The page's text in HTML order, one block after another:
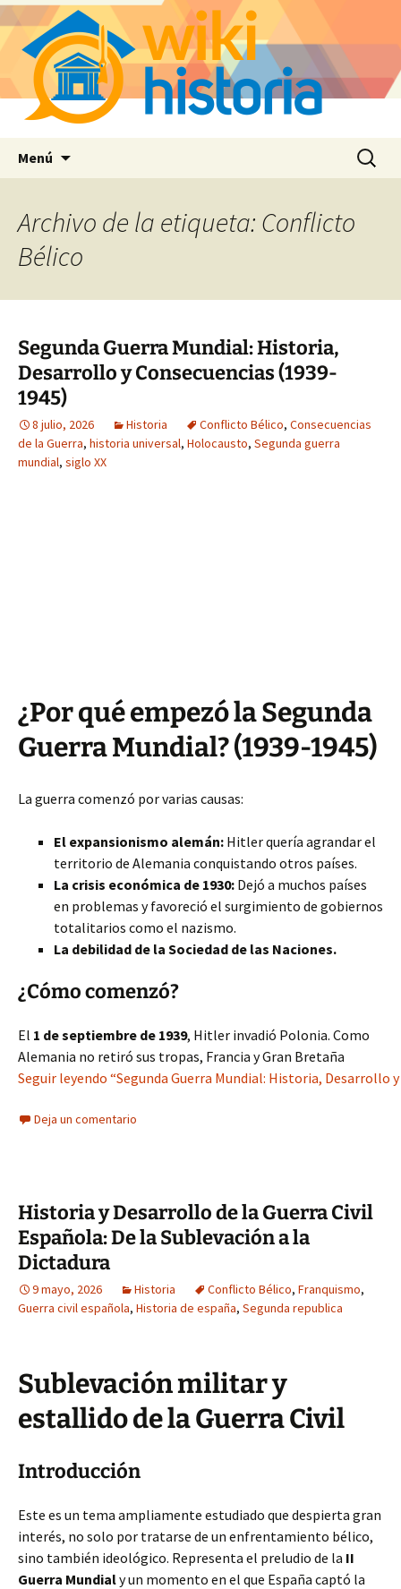
Menú Buscar:
Archivo de la etiqueta: Conflicto
Bélico
Segunda Guerra Mundial: Historia,
Desarrollo y Consecuencias (1939-
1945)
8 julio, 2026 Historia Conflicto Bélico, Consecuencias
de la Guerra, historia universal, Holocausto, Segunda guerra
mundial, siglo XX
¿Por qué empezó la Segunda
Guerra Mundial? (1939-1945)
La guerra comenzó por varias causas:
El expansionismo alemán: Hitler quería agrandar el
territorio de Alemania conquistando otros países.
La crisis económica de 1930: Dejó a muchos países
en problemas y favoreció el surgimiento de gobiernos
totalitarios como el nazismo.
La debilidad de la Sociedad de las Naciones.
¿Cómo comenzó?
El 1 de septiembre de 1939, Hitler invadió Polonia. Como
Alemania no retiró sus tropas, Francia y Gran Bretaña
Seguir leyendo “Segunda Guerra Mundial: Historia, Desarrollo
Deja un comentario
Historia y Desarrollo de la Guerra Civil
Española: De la Sublevación a la
Dictadura
9 mayo, 2026 Historia Conflicto Bélico, Franquismo,
Guerra civil española, Historia de españa, Segunda republica
Sublevación militar y
estallido de la Guerra Civil
Introducción
Este es un tema ampliamente estudiado que despierta gran
interés, no solo por tratarse de un enfrentamiento bélico,
sino también ideológico. Representa el preludio de la II
Guerra Mundialy un momento en el que España captó la